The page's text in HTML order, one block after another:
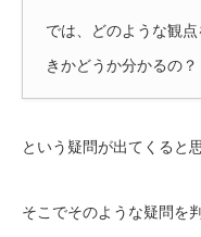
では、どのような観
きかどうか分かるの？
という疑問が出てくると
そこでそのような疑問を